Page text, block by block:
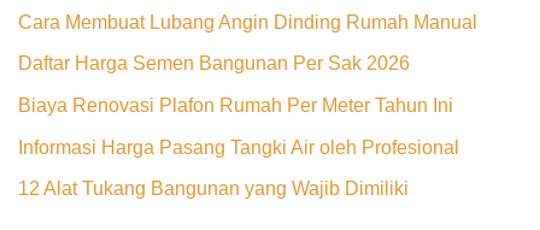
Cara Membuat Lubang Angin Dinding Rumah Manual
Daftar Harga Semen Bangunan Per Sak 2026
Biaya Renovasi Plafon Rumah Per Meter Tahun Ini
Informasi Harga Pasang Tangki Air oleh Profesional
12 Alat Tukang Bangunan yang Wajib Dimiliki